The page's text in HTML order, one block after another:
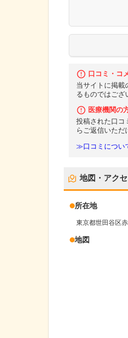
口コミ・コ
当サイトに掲載
るものではござ
医療機関の
投稿された口コ
らご返信いただ
≫口コミについ
地図・アク
所在地
東京都世田谷区
地図